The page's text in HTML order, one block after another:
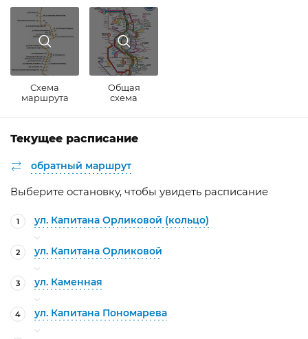
Схема
маршрута
Общая
схема
Текущее расписание
обратный маршрут
Выберите остановку, чтобы увидеть расписание
1 ул. Капитана Орликовой (кольцо)
2 ул. Капитана Орликовой
3 ул. Каменная
4 ул. Капитана Пономарева